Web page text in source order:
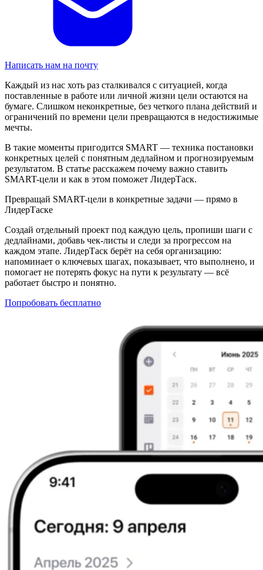
Написать нам на почту
Каждый из нас хоть раз сталкивался с ситуацией, когда
поставленные в работе или личной жизни цели остаются на
бумаге. Слишком неконкретные, без четкого плана действий и
ограничений по времени цели превращаются в недостижимые
мечты.
В такие моменты пригодится SMART — техника постановки
конкретных целей с понятным дедлайном и прогнозируемым
результатом. В статье расскажем почему важно ставить
SMART-цели и как в этом поможет ЛидерТаск.
Превращай SMART-цели в конкретные задачи — прямо в
ЛидерТаске
Создай отдельный проект под каждую цель, пропиши шаги с
дедлайнами, добавь чек-листы и следи за прогрессом на
каждом этапе. ЛидерТаск берёт на себя организацию:
напоминает о ключевых шагах, показывает, что выполнено, и
помогает не потерять фокус на пути к результату — всё
работает быстро и понятно.
Попробовать бесплатно